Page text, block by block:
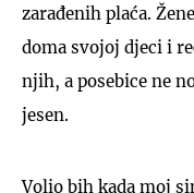
zarađenih plaća.
doma svojoj djeci i
njih, a posebice ne
jesen.
Volio bih kada moj